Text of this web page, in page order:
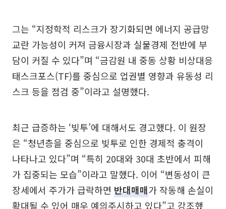
그는 “지정학적 리스크가 장기화되면 에너지 공급망
교란 가능성이 커져 금융시장과 실물경제 전반에 부
담이 커질 수 있다”며 “금감원 내 중동 상황 비상대응
태스크포스(TF)를 중심으로 업권별 영향과 유동성 리
스크 등을 점검 중”이라고 설명했다.
최근 급증하는 ‘빚투’에 대해서도 경고했다. 이 원장
은 “청년층을 중심으로 빚투로 인한 경제적 충격이
나타나고 있다”며 “특히 20대와 30대 초반에서 피해
가 집중되는 모습”이라고 말했다. 이어 “변동성이 큰
장세에서 주가가 급락하면 반대매매가 작동해 손실이
확대될 수 있어 매우 예의주시하고 있다”고 강조했